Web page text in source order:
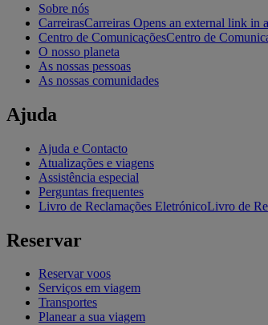
Sobre nós
CarreirasCarreiras Opens an external link in
Centro de ComunicaçõesCentro de
O nosso planeta
As nossas pessoas
As nossas comunidades
Ajuda
Ajuda e Contacto
Atualizações e viagens
Assistência especial
Perguntas frequentes
Livro de Reclamações EletrónicoLivro de
Reservar
Reservar voos
Serviços em viagem
Transportes
Planear a sua viagem